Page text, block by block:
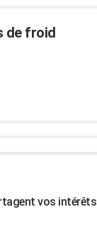
de froid
vos intérêts